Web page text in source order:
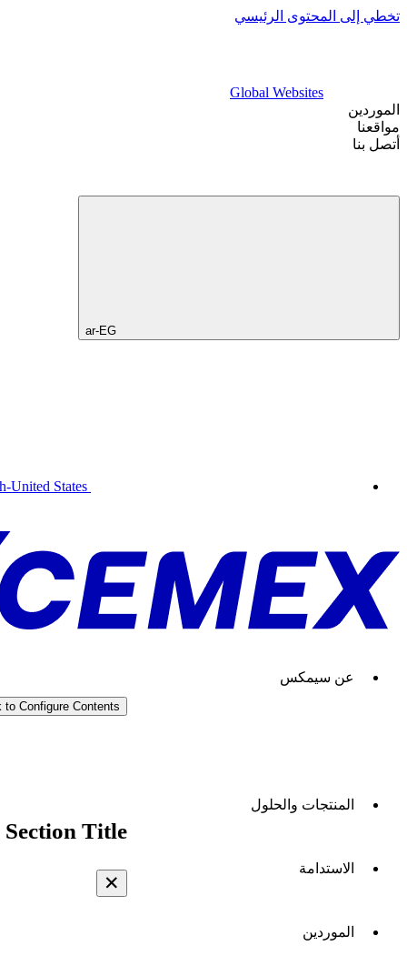
تخطي إلى المحتوى الرئيسي
Global Websites
الموردين
مواقعنا
أتصل بنا
ar-EG
United States
عن سيمكس
المنتجات والحلول
الاستدامة
الموردين
to Configure Contents
Section Title
✕